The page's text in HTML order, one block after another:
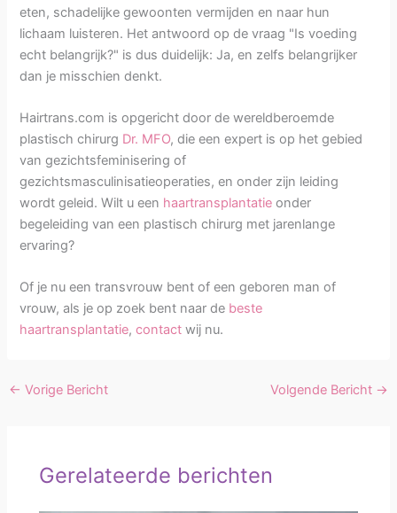
eten, schadelijke gewoonten vermijden en naar hun
lichaam luisteren. Het antwoord op de vraag "Is voeding
echt belangrijk?" is dus duidelijk: Ja, en zelfs belangrijker
dan je misschien denkt.
Hairtrans.com is opgericht door de wereldberoemde
plastisch chirurg Dr. MFO, die een expert is op het gebied
van gezichtsfeminisering of
gezichtsmasculinisatieoperaties, en onder zijn leiding
wordt geleid. Wilt u een haartransplantatie onder
begeleiding van een plastisch chirurg met jarenlange
ervaring?
Of je nu een transvrouw bent of een geboren man of
vrouw, als je op zoek bent naar de beste
haartransplantatie,contactwij nu.
← Vorige Bericht Volgende Bericht →
Gerelateerde berichten